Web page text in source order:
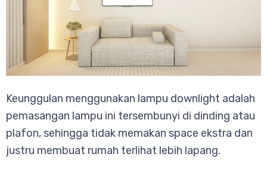
Keunggulan menggunakan lampu downlight adalah
pemasangan lampu ini tersembunyi di dinding atau
plafon, sehingga tidak memakan space ekstra dan
justru membuat rumah terlihat lebih lapang.